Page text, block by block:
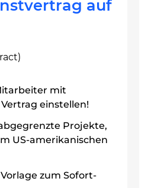
auf
mit
einstellen!
Projekte,
US-amerikanischen
zum Sofort-